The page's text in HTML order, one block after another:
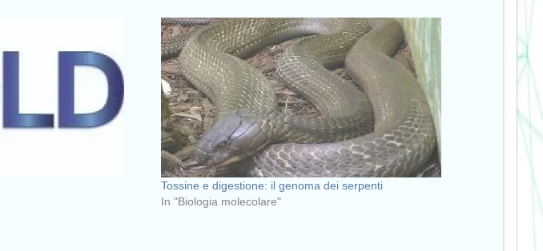
Tossine e digestione: il genoma dei serpenti
In "Biologia molecolare"